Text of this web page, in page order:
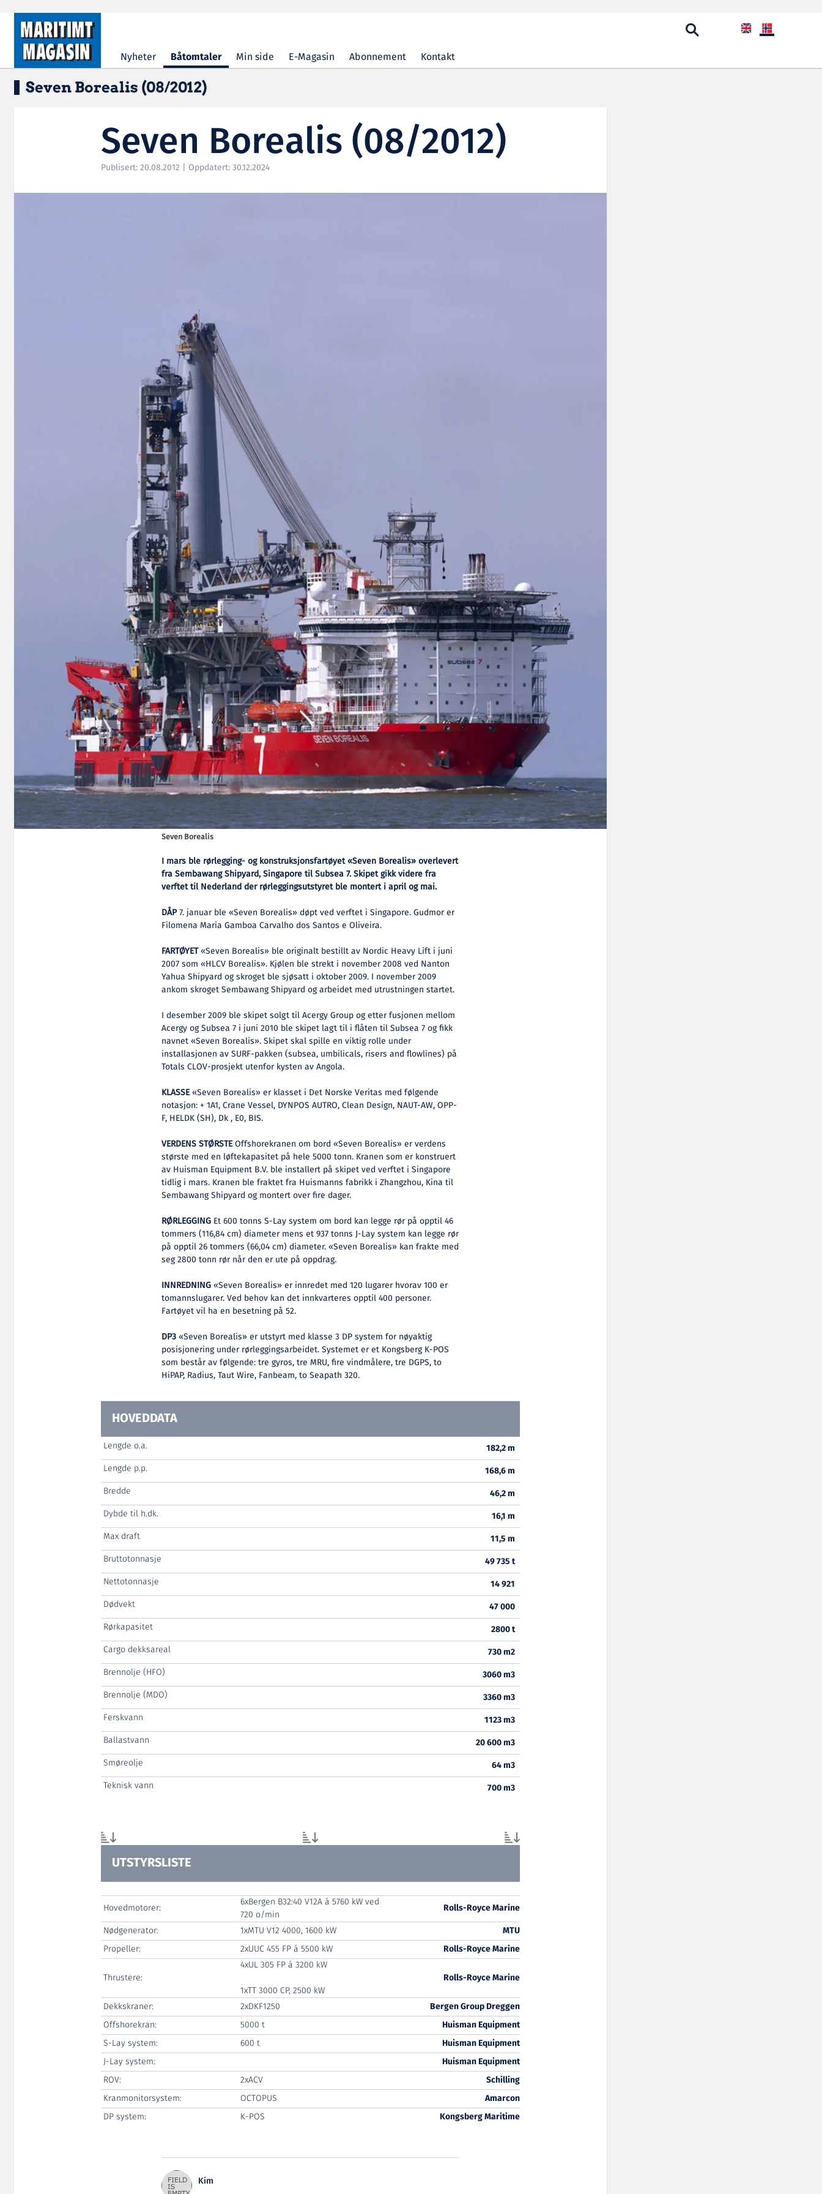
Hopp til hovedinnhold
Nyheter Båtomtaler Min side E-Magasin Abonnement Kontakt
Seven Borealis (08/2012)
Seven Borealis (08/2012)
Publisert: 20.08.2012 | Oppdatert: 30.12.2024
Seven Borealis
I mars ble rørlegging- og konstruksjonsfartøyet «Seven Borealis» overlevert
fra Sembawang Shipyard, Singapore til Subsea 7. Skipet gikk videre fra
verftet til Nederland der rørleggingsutstyret ble montert i april og mai.
DÅP7. januar ble «Seven Borealis» døpt ved verftet i Singapore. Gudmor er
Filomena Maria Gamboa Carvalho dos Santos e Oliveira.
FARTØYET«Seven Borealis» ble originalt bestillt av Nordic Heavy Lift i juni
2007 som «HLCV Borealis». Kjølen ble strekt i november 2008 ved Nanton
Yahua Shipyard og skroget ble sjøsatt i oktober 2009. I november 2009
ankom skroget Sembawang Shipyard og arbeidet med utrustningen startet.
I desember 2009 ble skipet solgt til Acergy Group og etter fusjonen mellom
Acergy og Subsea 7 i juni 2010 ble skipet lagt til i flåten til Subsea 7 og fikk
navnet «Seven Borealis». Skipet skal spille en viktig rolle under
installasjonen av SURF-pakken (subsea, umbilicals, risers and flowlines) på
Totals CLOV-prosjekt utenfor kysten av Angola.
KLASSE«Seven Borealis» er klasset i Det Norske Veritas med følgende
notasjon: + 1A1, Crane Vessel, DYNPOS AUTRO, Clean Design, NAUT-AW, OPP-
F, HELDK (SH), Dk , E0, BIS.
VERDENS STØRSTEOffshorekranen om bord «Seven Borealis» er verdens
største med en løftekapasitet på hele 5000 tonn. Kranen som er konstruert
av Huisman Equipment B.V. ble installert på skipet ved verftet i Singapore
tidlig i mars. Kranen ble fraktet fra Huismanns fabrikk i Zhangzhou, Kina til
Sembawang Shipyard og montert over fire dager.
RØRLEGGING Et 600 tonns S-Lay system om bord kan legge rør på opptil 46
tommers (116,84 cm) diameter mens et 937 tonns J-Lay system kan legge rør
på opptil 26 tommers (66,04 cm) diameter. «Seven Borealis» kan frakte med
seg 2800 tonn rør når den er ute på oppdrag.
INNREDNING«Seven Borealis» er innredet med 120 lugarer hvorav 100 er
tomannslugarer. Ved behov kan det innkvarteres opptil 400 personer.
Fartøyet vil ha en besetning på 52.
DP3«Seven Borealis» er utstyrt med klasse 3 DP system for nøyaktig
posisjonering under rørleggingsarbeidet. Systemet er et Kongsberg K-POS
som består av følgende: tre gyros, tre MRU, fire vindmålere, tre DGPS, to
HiPAP, Radius, Taut Wire, Fanbeam, to Seapath 320.
HOVEDDATA
Lengde o.a.
182,2 m
Lengde p.p.
168,6 m
Bredde
46,2 m
Dybde til h.dk.
16,1 m
Max draft
11,5 m
Bruttotonnasje
49 735 t
Nettotonnasje
14 921
Dødvekt
47 000
Rørkapasitet
2800 t
Cargo dekksareal
730 m2
Brennolje (HFO)
3060 m3
Brennolje (MDO)
3360 m3
Ferskvann
1123 m3
Ballastvann
20 600 m3
Smøreolje
64 m3
Teknisk vann
700 m3
UTSTYRSLISTE
Hovedmotorer:
6xBergen B32:40 V12A á 5760 kW ved
720 o/min
Rolls-Royce Marine
Nødgenerator:
1xMTU V12 4000, 1600 kW
MTU
Propeller:
2xUUC 455 FP á 5500 kW Rolls-Royce Marine
Thrustere:
4xUL 305 FP á 3200 kW
1xTT 3000 CP, 2500 kW
Rolls-Royce Marine
Dekkskraner: 2xDKF1250
Bergen Group Dreggen
Offshorekran:
5000 t
Huisman Equipment
S-Lay system:
600 t
Huisman Equipment
J-Lay system:
Huisman Equipment
ROV:
2xACV
Schilling
Kranmonitorsystem:
OCTOPUS
Amarcon
DP system:
K-POS Kongsberg Maritime
Kim